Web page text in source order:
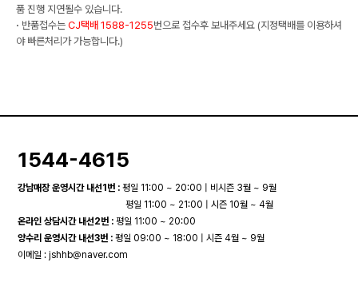
품 진행 지연될수 있습니다.
· 반품접수는 CJ택배 1588-1255번으로 접수후 보내주세요 (지정택배를 이용하셔
야 빠른처리가 가능합니다.)
1544-4615
강남매장 운영시간 내선1번 : 평일 11:00 ~ 20:00 | 비시즌 3월 ~ 9월
평일 11:00 ~ 21:00 | 시즌 10월 ~ 4월
온라인 상담시간 내선2번 : 평일 11:00 ~ 20:00
양수리 운영시간 내선3번 : 평일 09:00 ~ 18:00 | 시즌 4월 ~ 9월
이메일 :jshhb@naver.com